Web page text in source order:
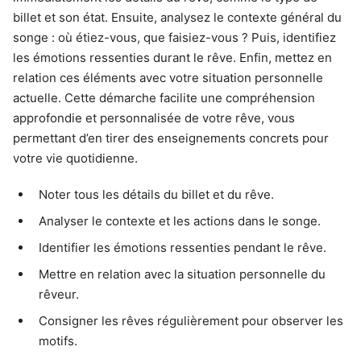
billet et son état. Ensuite, analysez le contexte général du
songe : où étiez-vous, que faisiez-vous ? Puis, identifiez
les émotions ressenties durant le rêve. Enfin, mettez en
relation ces éléments avec votre situation personnelle
actuelle. Cette démarche facilite une compréhension
approfondie et personnalisée de votre rêve, vous
permettant d’en tirer des enseignements concrets pour
votre vie quotidienne.
Noter tous les détails du billet et du rêve.
Analyser le contexte et les actions dans le songe.
Identifier les émotions ressenties pendant le rêve.
Mettre en relation avec la situation personnelle du
rêveur.
Consigner les rêves régulièrement pour observer les
motifs.